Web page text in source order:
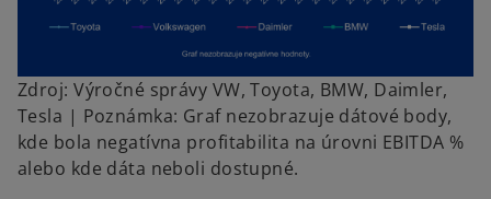
Zdroj: Výročné správy VW, Toyota, BMW, Daimler,
Tesla | Poznámka: Graf nezobrazuje dátové body,
kde bola negatívna profitabilita na úrovni EBITDA %
alebo kde dáta neboli dostupné.